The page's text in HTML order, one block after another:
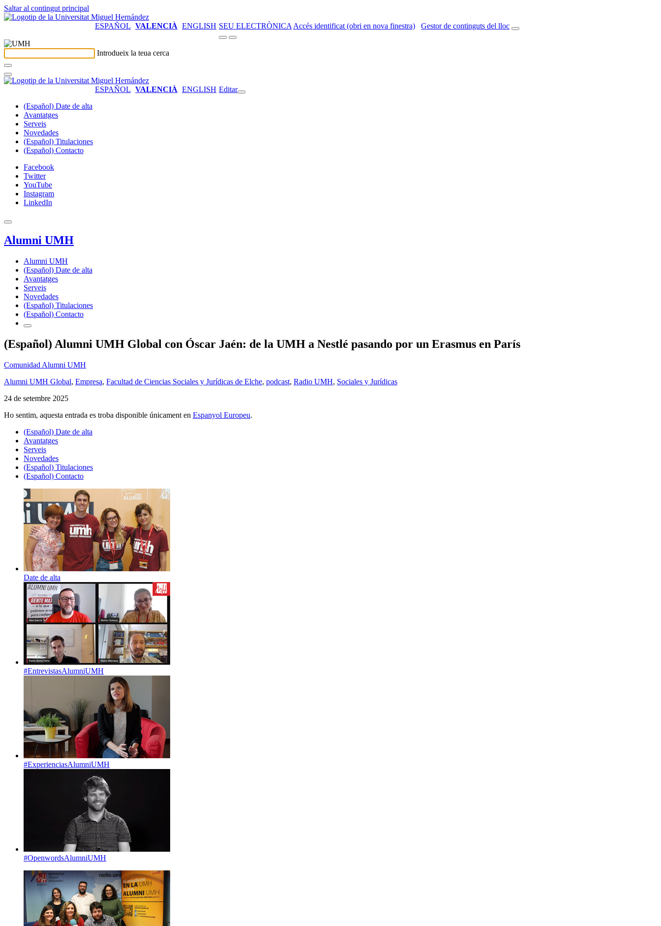
Saltar al contingut principal
ESPAÑOL VALENCIÀ ENGLISH SEU ELECTRÒNICA Accés identificat (obri en nova finestra) Gestor de continguts del lloc
Introdueix la teua cerca
ESPAÑOL VALENCIÀ ENGLISH Editar
(Español) Date de alta
Avantatges
Serveis
Novedades
(Español) Titulaciones
(Español) Contacto
Facebook
Twitter
YouTube
Instagram
LinkedIn
Alumni UMH
Alumni UMH
(Español) Date de alta
Avantatges
Serveis
Novedades
(Español) Titulaciones
(Español) Contacto
(Español) Alumni UMH Global con Óscar Jaén: de la UMH a Nestlé pasando por un Erasmus en París
Comunidad Alumni UMH
Alumni UMH Global, Empresa, Facultad de Ciencias Sociales y Jurídicas de Elche, podcast, Radio UMH, Sociales y Jurídicas
24 de setembre 2025
Ho sentim, aquesta entrada es troba disponible únicament en Espanyol Europeu.
(Español) Date de alta
Avantatges
Serveis
Novedades
(Español) Titulaciones
(Español) Contacto
Date de alta
#EntrevistasAlumniUMH
#ExperienciasAlumniUMH
#OpenwordsAlumniUMH